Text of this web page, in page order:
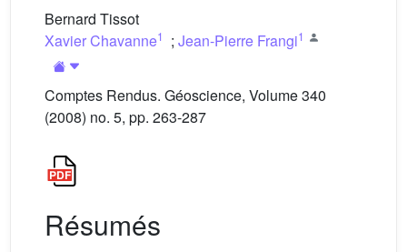
Bernard Tissot
Xavier Chavanne1 ; Jean-Pierre Frangi1
Comptes Rendus. Géoscience, Volume 340
(2008) no. 5, pp. 263-287
Résumés